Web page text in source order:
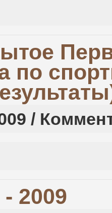
по
/
2009